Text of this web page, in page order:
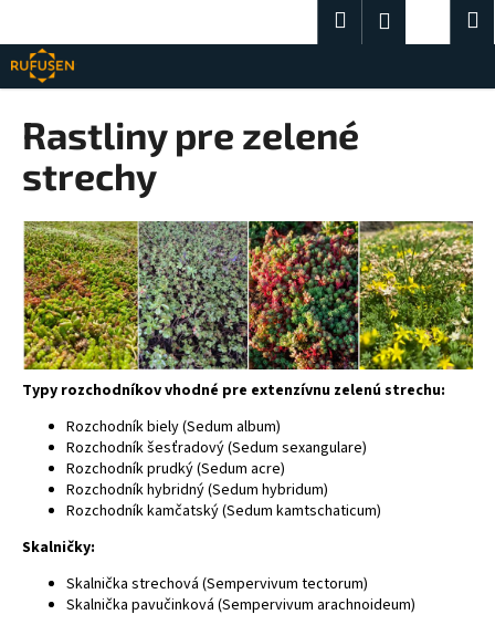
obsah
Hľadať Prihlásenie
Rastliny pre zelené
strechy
Typy rozchodníkov vhodné pre extenzívnu zelenú strechu:
Rozchodník biely (Sedum album)
Rozchodník šesťradový (Sedum sexangulare)
Rozchodník prudký (Sedum acre)
Rozchodník hybridný (Sedum hybridum)
Rozchodník kamčatský (Sedum kamtschaticum)
Skalničky:
Skalnička strechová (Sempervivum tectorum)
Skalnička pavučinková (Sempervivum arachnoideum)
o
š
í
Späť
Späť
Č
o
p
t
r
e
b
u
j
e
j